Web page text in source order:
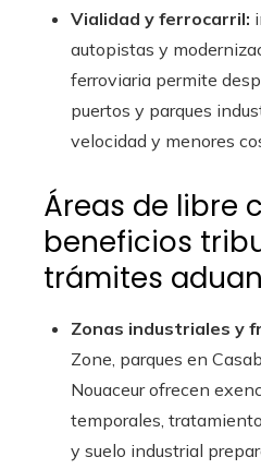
Vialidad y ferrocarril:
autopistas y
ferroviaria permite
puertos y parques
velocidad y menores
Áreas de libre
beneficios
trámites
Zonas industriales y
Zone, parques en
Nouaceur ofrecen
temporales,
y suelo industrial